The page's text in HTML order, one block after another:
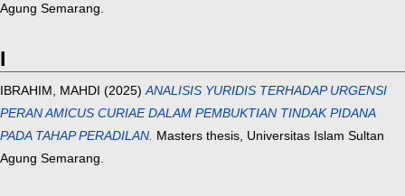
Agung Semarang.
I
IBRAHIM, MAHDI (2025)ANALISIS YURIDIS TERHADAP URGENSI
PERAN AMICUS CURIAE DALAM PEMBUKTIAN TINDAK PIDANA
PADA TAHAP PERADILAN. Masters thesis, Universitas Islam Sultan
Agung Semarang.